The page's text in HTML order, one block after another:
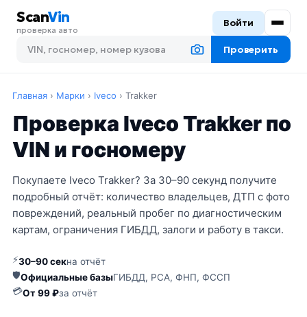
ScanVin
проверка авто
Проверить
Войти
Главная › Марки › Iveco › Trakker
Проверка Iveco Trakker по
VIN и госномеру
Покупаете Iveco Trakker? За 30–90 секунд получите
подробный отчёт: количество владельцев, ДТП с фото
повреждений, реальный пробег по диагностическим
картам, ограничения ГИБДД, залоги и работу в такси.
⚡30–90 секна отчёт
🛡Официальные базыГИБДД, РСА, ФНП, ФССП
💳От 99 ₽за отчёт